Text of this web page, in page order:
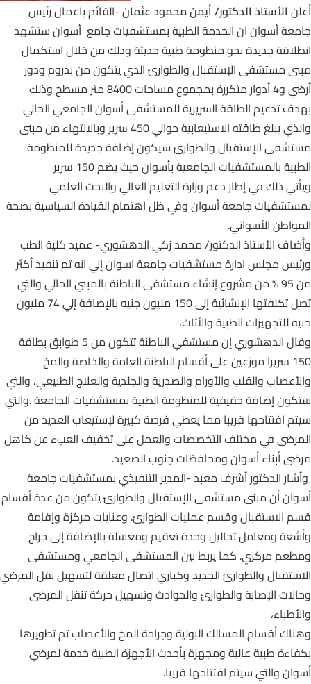
أعلن الأستاذ الدكتور/ أيمن محمود عثمان-القائم باعمال رئيس
جامعة أسوان ان الخدمة الطبية بمستشفيات جامع أسوان ستشهد
انطلاقة جديدة نحو منظومة طبية حديثة وذلك من خلال استكمال
مبنى مستشفى الإستقبال والطوارئ الذي يتكون من بدروم ودور
أرضي و4 أدوار متكررة بمجموع مساحات 8400 متر مسطح وذلك
بهدف تدعيم الطاقة السريرية للمستشفى أسوان الجامعي الحالي
والذي يبلغ طاقته الاستيعابية حوالي 450 سرير وبالانتهاء من مبنى
مستشفى الإستقبال والطوارئ سيكون إضافة جديدة للمنظومة
الطبية بالمستشفيات الجامعية بأسوان حيث يضم 150 سرير
ويأتي ذلك في إطار دعم وزارة التعليم العالي والبحث العلمي
لمستشفيات جامعة أسوان وفي ظل اهتمام القيادة السياسية بصحة
المواطن الأسواني.
وأضاف الأستاذ الدكتور/ محمد زكي الدهشوري- عميد كلية الطب
ورئيس مجلس ادارة مستشفيات جامعة اسوان إلي انه تم تنفيذ أكثر
من 95 % من مشروع إنشاء مستشفى الباطنة بالمبني الحالي والتي
تصل تكلفتها الإنشائية إلى 150 مليون جنيه بالإضافة إلي 74 مليون
جنيه للتجهيزات الطبية والأثاث،
وقال الدهشوري إن مستشفي الباطنة تتكون من 5 طوابق بطاقة
150 سريرا موزعين على أقسام الباطنة العامة والخاصة والمخ
والأعصاب والقلب والأورام والصدرية والجلدية والعلاج الطبيعي، والتي
ستكون إضافة حقيقية للمنظومة الطبية بمستشفيات الجامعة .والتي
سيتم افتتاحها قريبا مما يعطي فرصة كبيرة لإستيعاب العديد من
المرضى في مختلف التخصصات والعمل على تخفيف العبء عن كاهل
مرضى أبناء أسوان ومحافظات جنوب الصعيد.
وأشار الدكتور أشرف معبد -المدير التنفيذي بمستشفيات جامعة
أسوان أن مبنى مستشفى الإستقبال والطوارئ يتكون من عدة أقسام
قسم الاستقبال وقسم عمليات الطوارئ. وعنايات مركزة وإقامة
وأشعة ومعامل تحاليل وحدة تعقيم ومغسلة بالإضافة إلى جراج
ومطعم مركزي. كما يربط بين المستشفى الجامعي ومستشفى
الاستقبال والطوارئ الجديد وكباري اتصال معلقة لتسهيل نقل المرضي
وحالات الإصابة والطوارئ والحوادث وتسهيل حركة تنقل المرضى
والأطباء،
وهناك أقسام المسالك البولية وجراحة المخ والأعصاب تم تطويرها
بكفاءة طبية عالية ومجهزة بأحدث الأجهزة الطبية خدمة لمرضي
أسوان والتي سيتم افتتاحها قريبا.